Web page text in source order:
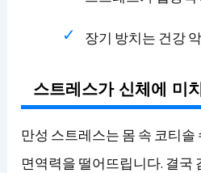
장기 방치는 건강
스트레스가 신체에 미
만성 스트레스는 몸 속 코티
면역력을 떨어뜨립니다. 결국